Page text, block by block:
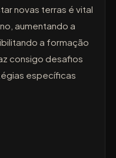
novas terras é vital
aumentando a
a formação
consigo desafios
específicas